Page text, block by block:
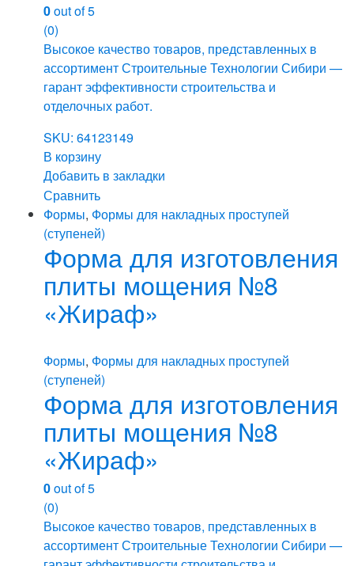
0out of 5
(0)
Высокое качество товаров, представленных в
ассортимент Строительные Технологии Сибири —
гарант эффективности строительства и
отделочных работ.
SKU: 64123149
В корзину
Добавить в закладки
Сравнить
Формы, Формы для накладных проступей
(ступеней)
Форма для изготовления
плиты мощения №8
«Жираф»
Формы, Формы для накладных проступей
(ступеней)
Форма для изготовления
плиты мощения №8
«Жираф»
0out of 5
(0)
Высокое качество товаров, представленных в
ассортимент Строительные Технологии Сибири —